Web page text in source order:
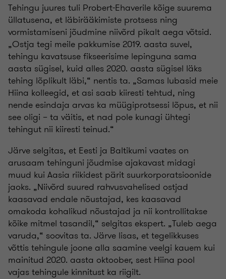
Tehingu juures tuli Probert-Ehaverile kõige suurema
üllatusena, et läbirääkimiste protsess ning
vormistamiseni jõudmine niivõrd pikalt aega võtsid.
„Ostja tegi meile pakkumise 2019. aasta suvel,
tehingu kavatsuse fikseerisime lepinguna sama
aasta sügisel, kuid alles 2020. aasta sügisel läks
tehing lõplikult läbi,“ nentis ta. „Samas lubasid meie
Hiina kolleegid, et asi saab kiiresti tehtud, ning
nende esindaja arvas ka müügiprotsessi lõpus, et nii
see oligi – ta väitis, et nad pole kunagi ühtegi
tehingut nii kiiresti teinud.“
Järve selgitas, et Eesti ja Baltikumi vaates on
arusaam tehinguni jõudmise ajakavast midagi
muud kui Aasia riikidest pärit suurkorporatsioonide
jaoks. „Niivõrd suured rahvusvahelised ostjad
kaasavad endale nõustajad, kes kaasavad
omakoda kohalikud nõustajad ja nii kontrollitakse
kõike mitmel tasandil,“ selgitas ekspert. „Tuleb aega
varuda,“ soovitas ta. Järve lisas, et tegelikkuses
võttis tehingule joone alla saamine veelgi kauem kui
mainitud 2020. aasta oktoober, sest Hiina pool
vajas tehingule kinnitust ka riigilt.